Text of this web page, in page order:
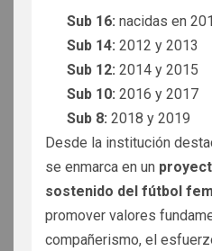
Sub 16: nacidas en
Sub 14: 2012 y 2013
Sub 12: 2014 y 2015
Sub 10: 2016 y 2017
Sub 8: 2018 y 2019
Desde la institución
se enmarca en un
sostenido del fútbol
promover valores
compañerismo, el